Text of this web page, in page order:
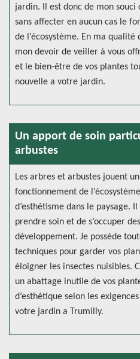
jardin. Il est donc de mon souci
sans affecter en aucun cas le
de l’écosystème. En ma
mon devoir de veiller à vous
et le bien-être de vos plantes
nouvelle a votre jardin.
Un apport de soin
arbustes
Les arbres et arbustes jouent
fonctionnement de
d’esthétisme dans le paysage.
prendre soin et de s’occuper
développement. Je possède
techniques pour garder vos
éloigner les insectes nuisibles.
un abattage inutile de vos
d’esthétique selon les
votre jardin a Trumilly.